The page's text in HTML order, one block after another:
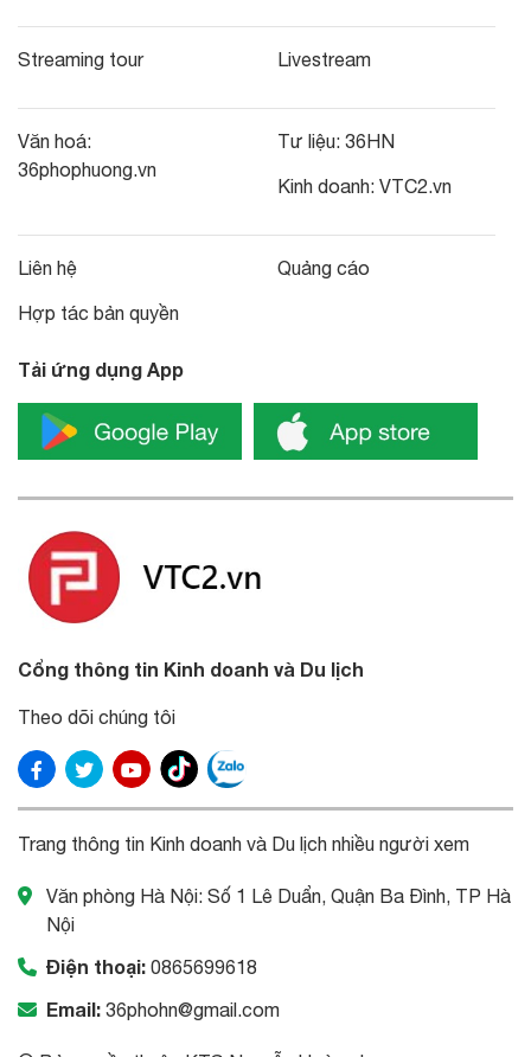
Streaming tour Livestream
Văn hoá:
36phophuong.vn
Tư liệu: 36HN
Kinh doanh: VTC2.vn
Liên hệ
Hợp tác bản quyền
Quảng cáo
Tải ứng dụng App
Cổng thông tin Kinh doanh và Du lịch
Theo dõi chúng tôi
Trang thông tin Kinh doanh và Du lịch nhiều người xem
Văn phòng Hà Nội: Số 1 Lê Duẩn, Quận Ba Đình, TP Hà
Nội
Điện thoại: 0865699618
Email: 36phohn@gmail.com